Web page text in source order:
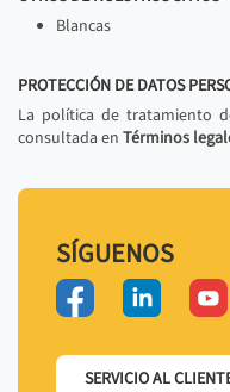
Blancas
PROTECCIÓN DE DATOS
La política de tratamiento
consultada en Términos
SÍGUENOS
SERVICIO AL